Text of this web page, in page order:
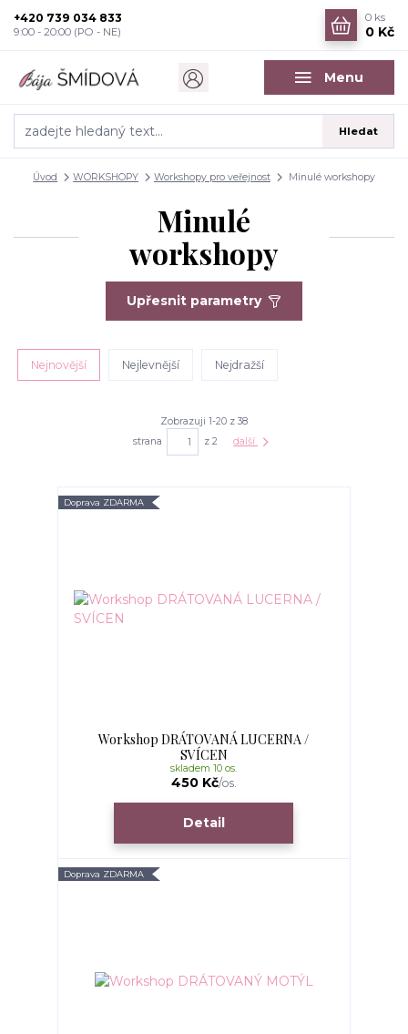
Menu
Hledat
+420 739 034 833
9:00 - 20:00 (PO - NE)
0 ks
0 Kč
Úvod WORKSHOPY Workshopy pro veřejnost Minulé workshopy
Minulé
workshopy
Upřesnit parametry
Nejnovější Nejlevnější Nejdražší
Zobrazuji 1-20 z 38
strana
z 2 další
Doprava ZDARMA
Workshop DRÁTOVANÁ LUCERNA /
SVÍCEN
450 Kč/os.
skladem 10 os.
Detail
Doprava ZDARMA